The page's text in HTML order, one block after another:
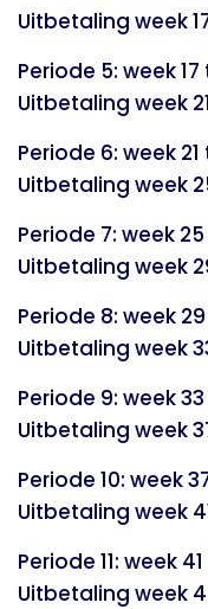
Uitbetaling week
Periode 5: week
Uitbetaling week
Periode 6: week
Uitbetaling week
Periode 7: week
Uitbetaling week
Periode 8: week
Uitbetaling week
Periode 9: week
Uitbetaling week
Periode 10: week
Uitbetaling week
Periode 11: week
Uitbetaling week